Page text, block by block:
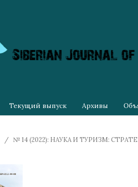
Текущий выпуск Архивы
/ № 14 (2022): НАУКА И ТУРИЗМ: